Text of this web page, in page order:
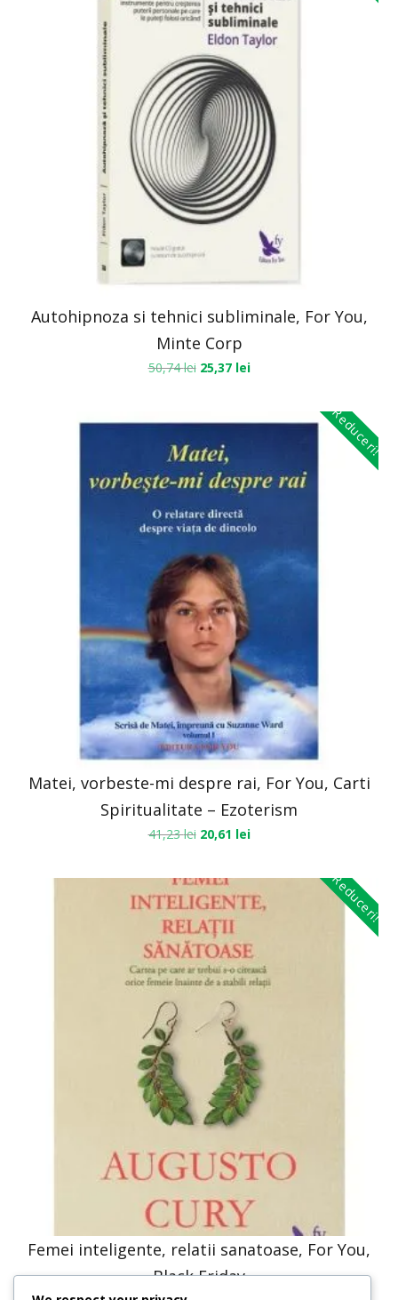
Autohipnoza si tehnici subliminale, For You,
Minte Corp
50,74lei 25,37 lei
Reduceri!
Matei, vorbeste-mi despre rai, For You, Carti
Spiritualitate – Ezoterism
41,23lei 20,61 lei
Reduceri!
Femei inteligente, relatii sanatoase, For You,
Black Friday